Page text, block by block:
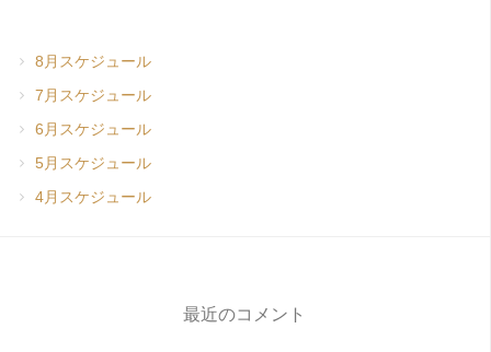
8月スケジュール
7月スケジュール
6月スケジュール
5月スケジュール
4月スケジュール
最近のコメント